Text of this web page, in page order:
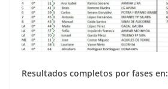
Resultados completos por fases en: